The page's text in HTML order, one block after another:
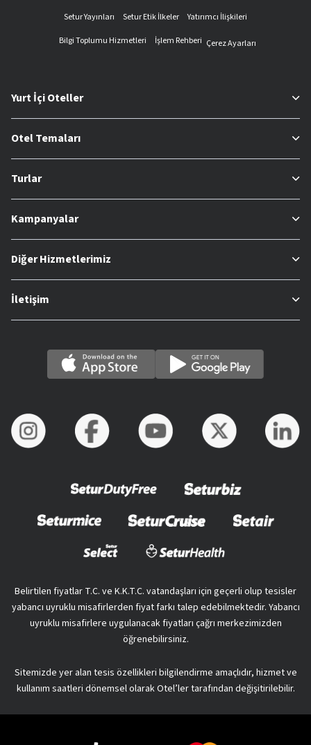
Setur Yayınları
Setur Etik İlkeler
Yatırımcı İlişkileri
Bilgi Toplumu Hizmetleri
İşlem Rehberi Çerez Ayarları
Yurt İçi Oteller
Otel Temaları
Turlar
Kampanyalar
Diğer Hizmetlerimiz
İletişim
Belirtilen fiyatlar T.C. ve K.K.T.C. vatandaşları için geçerli olup tesisler
yabancı uyruklu misafirlerden fiyat farkı talep edebilmektedir. Yabancı
uyruklu misafirlere uygulanacak fiyatları çağrı merkezimizden
öğrenebilirsiniz.
Sitemizde yer alan tesis özellikleri bilgilendirme amaçlıdır, hizmet ve
kullanım saatleri dönemsel olarak Otel’ler tarafından değişitirilebilir.